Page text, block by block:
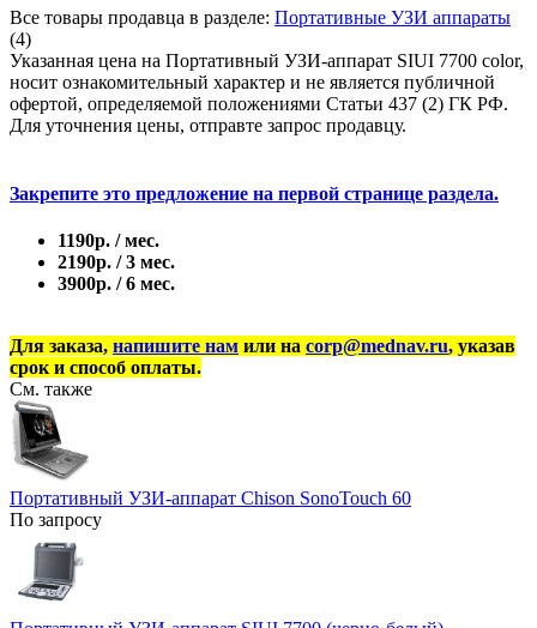
Все товары продавца в разделе: Портативные УЗИ аппараты
(4)
Указанная цена на Портативный УЗИ-аппарат SIUI 7700 color,
носит ознакомительный характер и не является публичной
офертой, определяемой положениями Статьи 437 (2) ГК РФ.
Для уточнения цены, отправте запрос продавцу.
Закрепите это предложение на первой странице раздела.
1190р. / мес.
2190р. / 3 мес.
3900р. / 6 мес.
Для заказа, напишите нам или на corp@mednav.ru, указав
срок и способ оплаты.
См. также
Портативный УЗИ-аппарат Chison SonoTouch 60
По запросу